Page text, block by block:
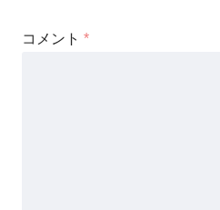
コメント *